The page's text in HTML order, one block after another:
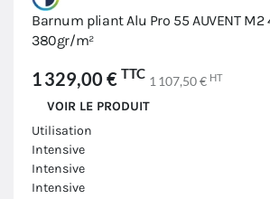
Barnum pliant Alu Pro 55 AUVENT M2
380gr/m²
1 329,00 € TTC 1 107,50 € HT
VOIR LE PRODUIT
Utilisation
Intensive
Intensive
Intensive